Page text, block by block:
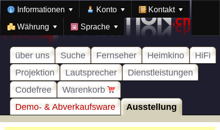
Informationen Konto Kontakt
Währung Sprache
über uns Suche Fernseher Heimkino
HiFi
Projektion
Lautsprecher
Dienstleistungen
Codefree
Warenkorb
Demo- & Abverkaufsware
Ausstellung